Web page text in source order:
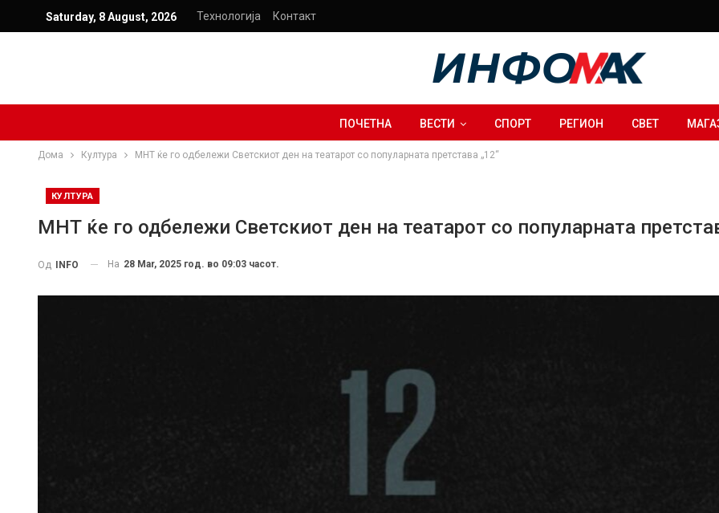
Saturday, 8 August, 2026 Технологија Контакт
ПОЧЕТНА ВЕСТИ СПОРТ РЕГИОН СВЕТ
Дома Култура МНТ ќе го одбележи Светскиот ден на театарот со популарната претстава „12“
КУЛТУРА
МНТ ќе го одбележи Светскиот ден на театарот со популарната
Од INFO На 28 Mar, 2025 год. во 09:03 часот.